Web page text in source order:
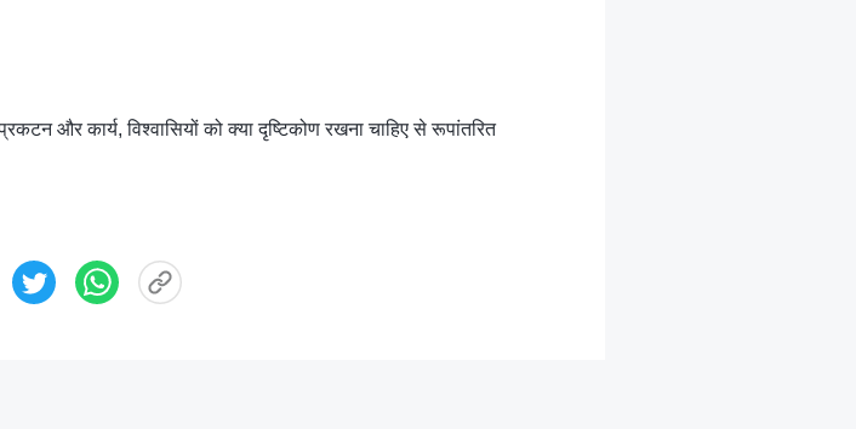
और कार्य, विश्वासियों को क्या दृष्टिकोण रखना चाहिए से रूपांतरित